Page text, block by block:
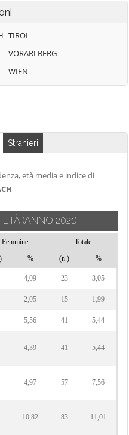
TIROL
VORARLBERG
WIEN
Stranieri
età media e indice di
ETÀ (ANNO 2021)
Femmine
Totale
% (n.) %
4,09 23 3,05
2,05 15 1,99
5,56 41 5,44
4,39 41 5,44
4,97 57 7,56
10,82 83 11,01